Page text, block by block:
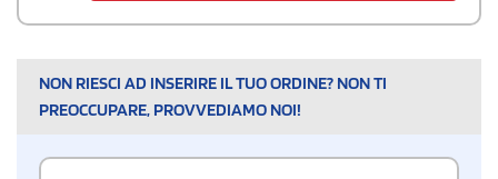
NON RIESCI AD INSERIRE IL TUO ORDINE? NON TI
PREOCCUPARE, PROVVEDIAMO NOI!